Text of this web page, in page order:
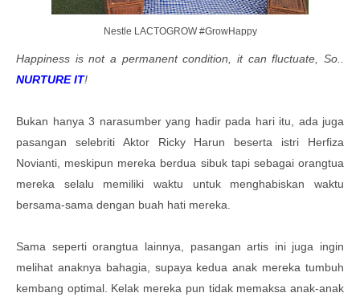
Nestle LACTOGROW #GrowHappy
Happiness is not a permanent condition, it can fluctuate, So..
NURTURE IT!
Bukan hanya 3 narasumber yang hadir pada hari itu, ada juga
pasangan selebriti Aktor Ricky Harun beserta istri Herfiza
Novianti, meskipun mereka berdua sibuk tapi sebagai orangtua
mereka selalu memiliki waktu untuk menghabiskan waktu
bersama-sama dengan buah hati mereka.
Sama seperti orangtua lainnya, pasangan artis ini juga ingin
melihat anaknya bahagia, supaya kedua anak mereka tumbuh
kembang optimal. Kelak mereka pun tidak memaksa anak-anak